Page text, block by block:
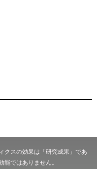
クスの効果は「研究成果」であ
能ではありません。